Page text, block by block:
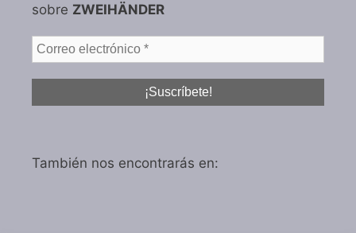
sobre ZWEIHÄNDER
También nos encontrarás en: